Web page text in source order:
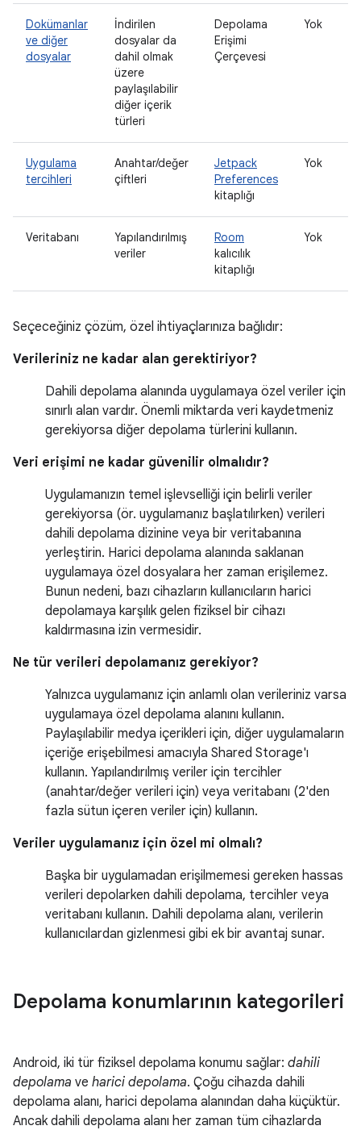
Dokümanlar
ve diğer
dosyalar
İndirilen
dosyalar da
dahil olmak
üzere
paylaşılabilir
diğer içerik
türleri
Depolama
Erişimi
Çerçevesi
Yok
Uygulama
tercihleri
Anahtar/değer
çiftleri
Jetpack
Preferences
kitaplığı
Yok
Veritabanı
Yapılandırılmış
veriler
Room
kalıcılık
kitaplığı
Yok
Seçeceğiniz çözüm, özel ihtiyaçlarınıza bağlıdır:
Verileriniz ne kadar alan gerektiriyor?
Dahili depolama alanında uygulamaya özel veriler için
sınırlı alan vardır. Önemli miktarda veri kaydetmeniz
gerekiyorsa diğer depolama türlerini kullanın.
Veri erişimi ne kadar güvenilir olmalıdır?
Uygulamanızın temel işlevselliği için belirli veriler
gerekiyorsa (ör. uygulamanız başlatılırken) verileri
dahili depolama dizinine veya bir veritabanına
yerleştirin. Harici depolama alanında saklanan
uygulamaya özel dosyalara her zaman erişilemez.
Bunun nedeni, bazı cihazların kullanıcıların harici
depolamaya karşılık gelen fiziksel bir cihazı
kaldırmasına izin vermesidir.
Ne tür verileri depolamanız gerekiyor?
Yalnızca uygulamanız için anlamlı olan verileriniz varsa
uygulamaya özel depolama alanını kullanın.
Paylaşılabilir medya içerikleri için, diğer uygulamaların
içeriğe erişebilmesi amacıyla Shared Storage'ı
kullanın. Yapılandırılmış veriler için tercihler
(anahtar/değer verileri için) veya veritabanı (2'den
fazla sütun içeren veriler için) kullanın.
Veriler uygulamanız için özel mi olmalı?
Başka bir uygulamadan erişilmemesi gereken hassas
verileri depolarken dahili depolama, tercihler veya
veritabanı kullanın. Dahili depolama alanı, verilerin
kullanıcılardan gizlenmesi gibi ek bir avantaj sunar.
Depolama konumlarının kategorileri
Android, iki tür fiziksel depolama konumu sağlar: dahili
depolama ve harici depolama. Çoğu cihazda dahili
depolama alanı, harici depolama alanından daha küçüktür.
Ancak dahili depolama alanı her zaman tüm cihazlarda